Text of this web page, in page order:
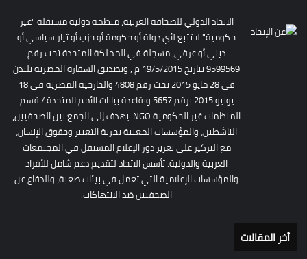
الاتحاد الدولي للصحافة العربية، منظمة دولية مستقلة "غير
حكومية" لا تتبع لأي دولة أو حكومة أو حزب أو تيار سياسي أو
ديني أو عرقي، مسجلة في المملكة المتحدة تحت رقم
9599569 بتاريخ 19/5/2015 م , وتصديق السفارة المصرية بلندن
فى 28 مايو 2015 تحت رقم 4808 والخارجية المصرية فى 18
يونيو 2015 برقم 5657 وبقاعدة بيانات الأمم المتحدة / قسم
المنظمات غير الحكومية NGO. يهدف إلى الجمع بين الصحفيين،
الناشطين، والمؤسسات المعنية بحرية التعبير وحقوق الإنسان،
مع التركيز على تعزيز دور الإعلام المستقل في المجتمعات
العربية والدولية. تأسس الاتحاد لتقديم دعم شامل للأفراد
والمؤسسات الإعلامية التي تعمل في بيئات صعبة، وللدفاع عن
الصحفيين ضد الانتهاكات.
أخر المقالات